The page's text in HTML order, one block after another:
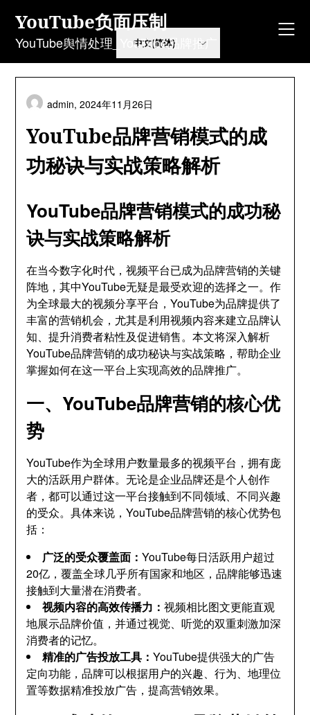
content
YouTube负面压制
YouTube舆情处理_YouTube品牌推广
YouTube品牌营销模式的成
功秘诀与实战策略解析
admin,2024年11月26日
YouTube品牌营销模式的成功秘
诀与实战策略解析
在当今数字化时代，视频平台已成为品牌营销的关键
阵地，其中YouTube无疑是最受欢迎的选择之一。作
为全球最大的视频分享平台，YouTube为品牌提供了
丰富的营销机会，尤其是利用视频内容来建立品牌认
知、提升消费者粘性及促进销售。本文将深入解析
YouTube品牌营销的成功秘诀与实战策略，帮助企业
掌握如何在这一平台上实现高效的品牌推广。
一、YouTube品牌营销的核心优
势
YouTube作为全球用户数量最多的视频平台，拥有庞
大的活跃用户群体。无论是企业品牌还是个人创作
者，都可以通过这一平台接触到不同领域、不同兴趣
的受众。具体来说，YouTube品牌营销的核心优势包
括：
广泛的受众覆盖面：YouTube每日活跃用户超过
20亿，覆盖全球几乎所有国家和地区，品牌能够迅速
接触到大量潜在消费者。
视频内容的高效传播力：视频相比图文更能直观
地展示品牌价值，并通过视觉、听觉的双重刺激加深
消费者的记忆。
精准的广告投放工具：YouTube提供强大的广告
定向功能，品牌可以根据用户的兴趣、行为、地理位
置等数据精准投放广告，提高营销效果。